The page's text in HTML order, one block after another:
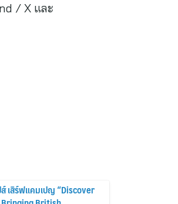
/ X และ
เสิร์ฟแคมเปญ “Discover